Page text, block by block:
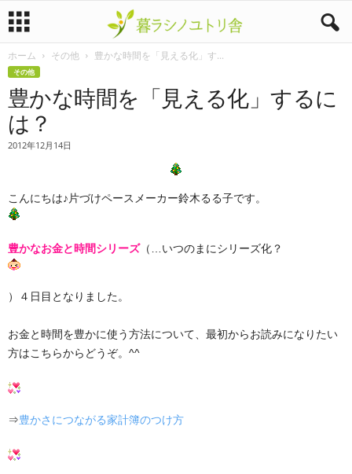
暮
ユ
リ
ホーム その他 豊かな時間を「見える化」す...
その他
豊かな時間を「見える化」するに
は？
2012年12月14日
こんにちは♪片づけペースメーカー鈴木るる子です。
豊かなお金と時間シリーズ（…いつのまにシリーズ化？
）４日目となりました。
お金と時間を豊かに使う方法について、最初からお読みになりたい
方はこちらからどうぞ。^^
⇒豊かさにつながる家計簿のつけ方